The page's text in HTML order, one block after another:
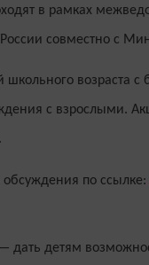
в рамках
совместно с
возраста
с взрослыми.
по ссылке:
дать детям